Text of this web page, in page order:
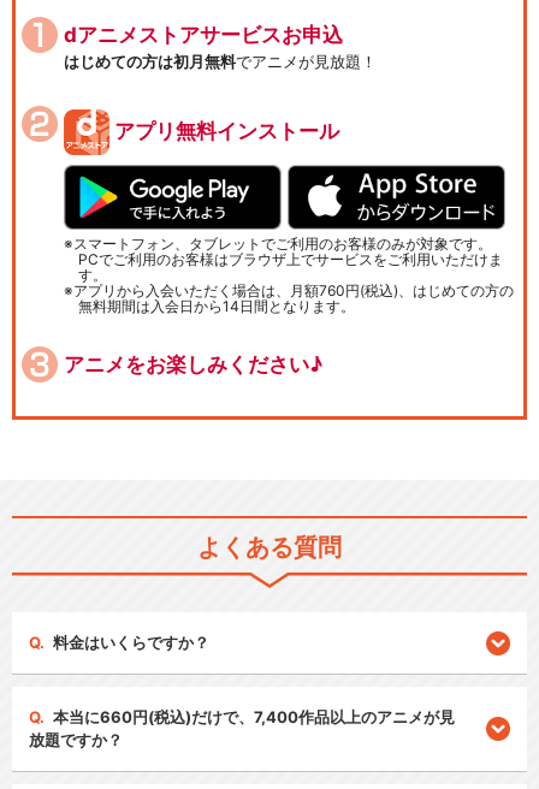
dアニメストアサービスお申込
はじめての方は初月無料でアニメが見放題！
アプリ無料インストール
スマートフォン、タブレットでご利用のお客様のみが対象です。
PCでご利用のお客様はブラウザ上でサービスをご利用いただけま
す。
アプリから入会いただく場合は、月額760円(税込)、はじめての方の
無料期間は入会日から14日間となります。
アニメをお楽しみください♪
よくある質問
料金はいくらですか？
本当に660円(税込)だけで、7,400作品以上のアニメが見
放題ですか？